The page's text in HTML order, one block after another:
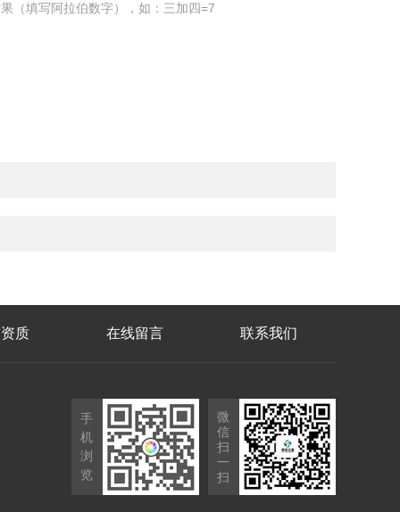
（填写阿拉伯数字），如：三加四=7
质 在线留言 联系我们
手
机
浏
览
微
信
扫
一
扫